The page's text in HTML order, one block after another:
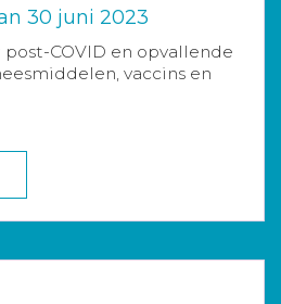
30 juni 2023
COVID en opvallende
vaccins en